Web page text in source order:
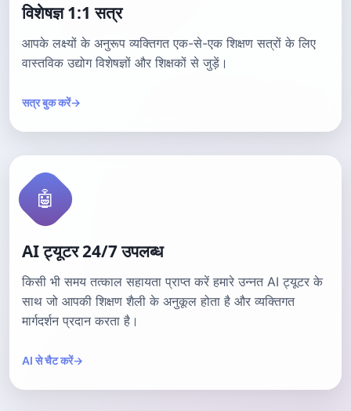
विशेषज्ञ 1:1 सत्र
आपके लक्ष्यों के अनुरूप व्यक्तिगत एक-से-एक शिक्षण सत्रों के लिए
वास्तविक उद्योग विशेषज्ञों और शिक्षकों से जुड़ें।
सत्र बुक करें→
🤖
AI ट्यूटर 24/7 उपलब्ध
किसी भी समय तत्काल सहायता प्राप्त करें हमारे उन्नत AI ट्यूटर के
साथ जो आपकी शिक्षण शैली के अनुकूल होता है और व्यक्तिगत
मार्गदर्शन प्रदान करता है।
AI से चैट करें→